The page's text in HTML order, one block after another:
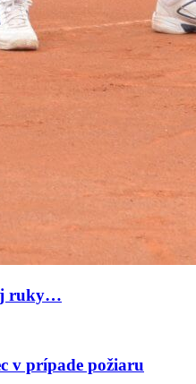
ruky…
v prípade požiaru